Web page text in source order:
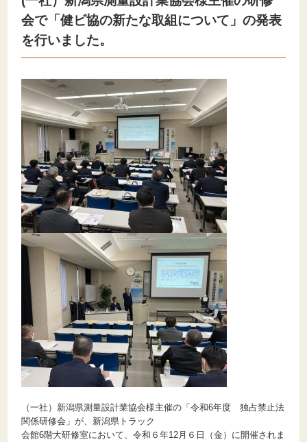
会で「健ビ協の新たな取組について」の発表
を行いました。
（一社）新潟県測量設計業協会様主催の「令和6年度 独占禁止法
関係研修会」が、新潟県トラック
会館6階大研修室において、令和６年12月６日（金）に開催されま